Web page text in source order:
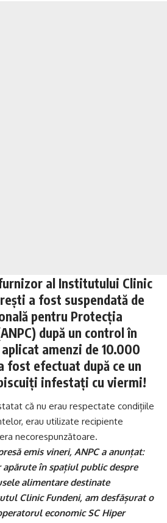
al Institutului Clinic
a fost suspendată de
pentru Protecția
după un control în
amenzi de 10.000
fost efectuat după ce un
infestați cu viermi!
că nu erau respectate condițiile
erau utilizate recipiente
necorespunzătoare.
emis vineri, ANPC a anunțat:
în spațiul public despre
alimentare destinate
Clinic Fundeni, am desfășurat o
economic SC Hiper